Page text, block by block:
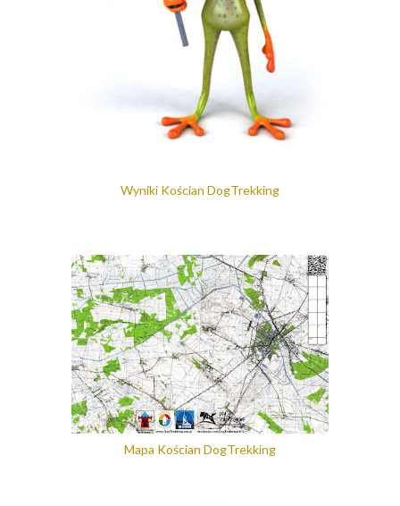
Wyniki Kościan DogTrekking
Mapa Kościan DogTrekking